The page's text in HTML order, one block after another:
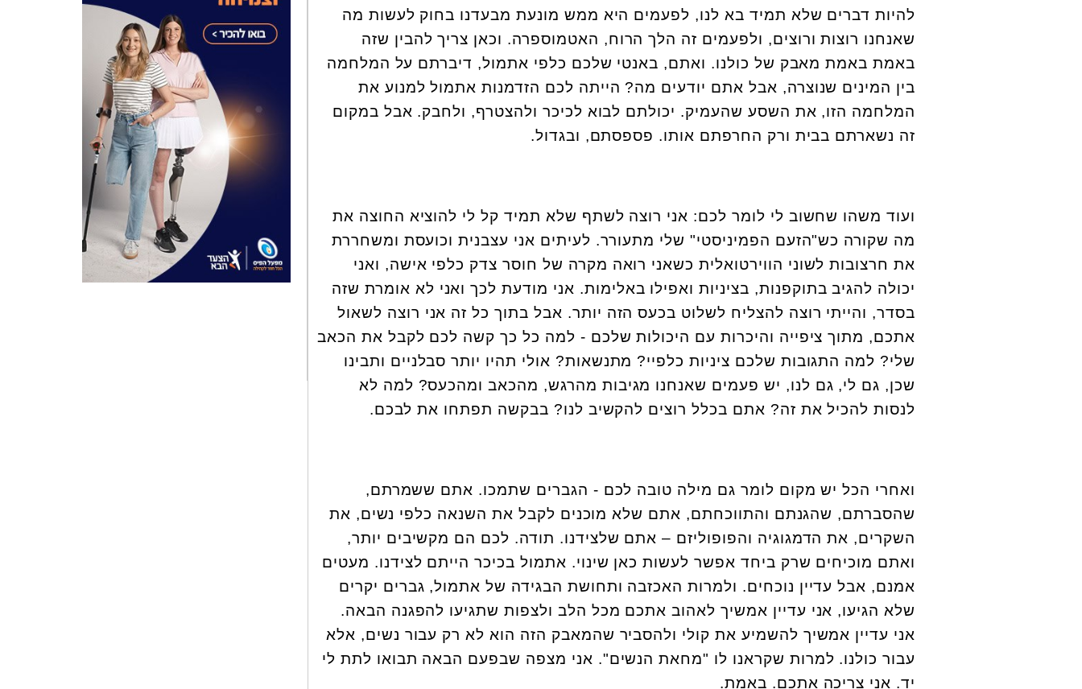
להיות דברים שלא תמיד בא לנו, לפעמים היא ממש מונעת מבעדנו בחוק לעשות מה
שאנחנו רוצות ורוצים, ולפעמים זה הלך הרוח, האטמוספרה. וכאן צריך להבין שזה
באמת באמת מאבק של כולנו. ואתם, באנטי שלכם כלפי אתמול, דיברתם על המלחמה
בין המינים שנוצרה, אבל אתם יודעים מה? הייתה לכם הזדמנות אתמול למנוע את
המלחמה הזו, את השסע שהעמיק. יכולתם לבוא לכיכר ולהצטרף, ולחבק. אבל במקום
זה נשארתם בבית ורק החרפתם אותו. פספסתם, ובגדול.
ועוד משהו שחשוב לי לומר לכם: אני רוצה לשתף שלא תמיד קל לי להוציא החוצה את
מה שקורה כש"הזעם הפמיניסטי" שלי מתעורר. לעיתים אני עצבנית וכועסת ומשחררת
את חרצובות לשוני הווירטואלית כשאני רואה מקרה של חוסר צדק כלפי אישה, ואני
יכולה להגיב בתוקפנות, בציניות ואפילו באלימות. אני מודעת לכך ואני לא אומרת שזה
בסדר, והייתי רוצה להצליח לשלוט בכעס הזה יותר. אבל בתוך כל זה אני רוצה לשאול
אתכם, מתוך ציפייה והיכרות עם היכולות שלכם - למה כל כך קשה לכם לקבל את הכאב
שלי? למה התגובות שלכם ציניות כלפיי? מתנשאות? אולי תהיו יותר סבלניים ותבינו
שכן, גם לי, גם לנו, יש פעמים שאנחנו מגיבות מהרגש, מהכאב ומהכעס? למה לא
לנסות להכיל את זה? אתם בכלל רוצים להקשיב לנו? בבקשה תפתחו את לבכם.
ואחרי הכל יש מקום לומר גם מילה טובה לכם - הגברים שתמכו. אתם ששמרתם,
שהסברתם, שהגנתם והתווכחתם, אתם שלא מוכנים לקבל את השנאה כלפי נשים, את
השקרים, את הדמגוגיה והפופוליזם – אתם שלצידנו. תודה. לכם הם מקשיבים יותר,
ואתם מוכיחים שרק ביחד אפשר לעשות כאן שינוי. אתמול בכיכר הייתם לצידנו. מעטים
אמנם, אבל עדיין נוכחים. ולמרות האכזבה ותחושת הבגידה של אתמול, גברים יקרים
שלא הגיעו, אני עדיין אמשיך לאהוב אתכם מכל הלב ולצפות שתגיעו להפגנה הבאה.
אני עדיין אמשיך להשמיע את קולי ולהסביר שהמאבק הזה הוא לא רק עבור נשים, אלא
עבור כולנו. למרות שקראנו לו "מחאת הנשים". אני מצפה שבפעם הבאה תבואו לתת לי
יד. אני צריכה אתכם. באמת.